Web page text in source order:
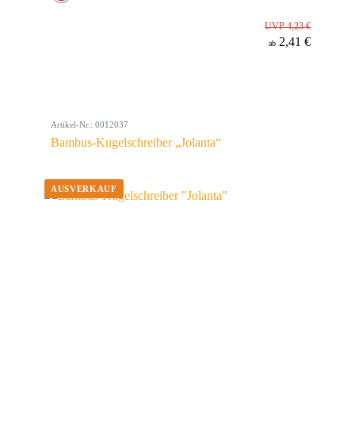
UVP 4,23 €
ab 2,41 €
Artikel-Nr.: 0012037
Bambus-Kugelschreiber „Jolanta“